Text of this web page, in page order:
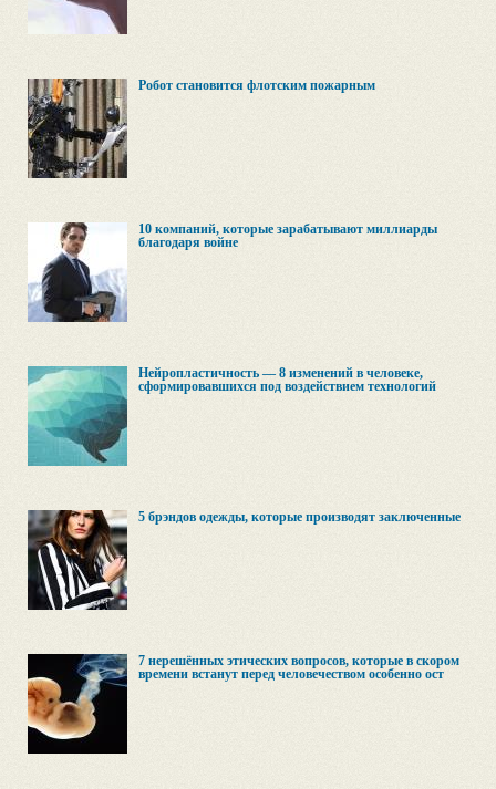
Робот становится флотским пожарным
10 компаний, которые зарабатывают миллиарды
благодаря войне
Нейропластичность — 8 изменений в человеке,
сформировавшихся под воздействием технологий
5 брэндов одежды, которые производят заключенные
7 нерешённых этических вопросов, которые в скором
времени встанут перед человечеством особенно ост